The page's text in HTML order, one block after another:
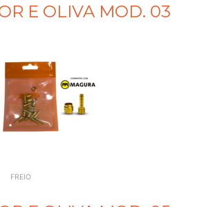
E OLIVA MOD. 03
FREIO